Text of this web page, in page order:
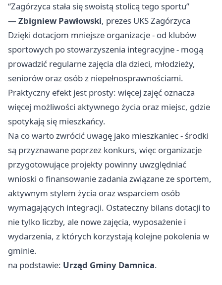
“Zagórzyca stała się swoistą stolicą tego sportu”
— Zbigniew Pawłowski, prezes UKS Zagórzyca
Dzięki dotacjom mniejsze organizacje - od klubów
sportowych po stowarzyszenia integracyjne - mogą
prowadzić regularne zajęcia dla dzieci, młodzieży,
seniorów oraz osób z niepełnosprawnościami.
Praktyczny efekt jest prosty: więcej zajęć oznacza
więcej możliwości aktywnego życia oraz miejsc, gdzie
spotykają się mieszkańcy.
Na co warto zwrócić uwagę jako mieszkaniec - środki
są przyznawane poprzez konkurs, więc organizacje
przygotowujące projekty powinny uwzględniać
wnioski o finansowanie zadania związane ze sportem,
aktywnym stylem życia oraz wsparciem osób
wymagających integracji. Ostateczny bilans dotacji to
nie tylko liczby, ale nowe zajęcia, wyposażenie i
wydarzenia, z których korzystają kolejne pokolenia w
gminie.
na podstawie: Urząd Gminy Damnica.